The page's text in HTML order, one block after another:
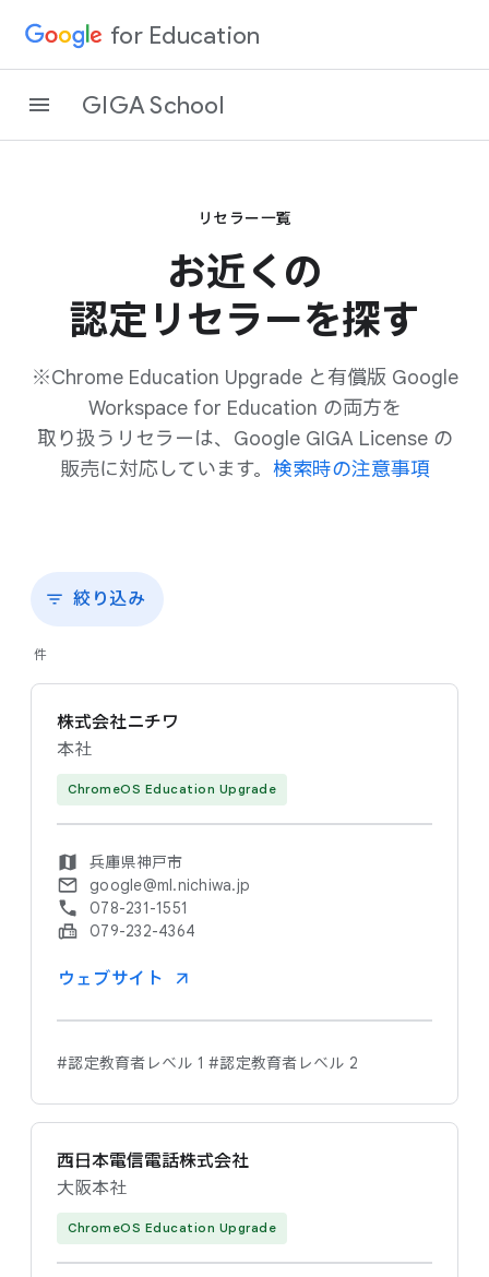
for Education
GIGA School
リセラー一覧
お近くの​
認定リセラーを​探す
※Chrome Education Upgrade と​有償版 Google
Workspace for Education の​両方を​
取り扱うリセラーは、​Google GIGA License の​
販売に​対応しています。 検索時の注意事項
絞り込み
件
株式会社ニチワ
本社
ChromeOS Education Upgrade
兵庫県神戸市
google@ml.nichiwa.jp
078-231-1551
079-232-4364
ウェブサイト
#認定教育者レベル 1 #認定教育者レベル 2
西日本電信電話株式会社
大阪本社
ChromeOS Education Upgrade